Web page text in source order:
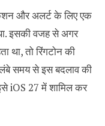
और अलर्ट के लिए एक
इसकी वजह से अगर
था, तो रिंगटोन की
लंबे समय से इस बदलाव की
iOS 27 में शामिल कर